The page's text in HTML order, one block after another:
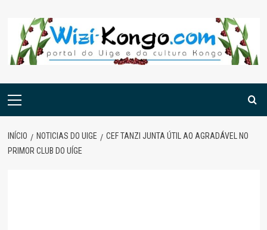
content
Menu
INÍCIO NOTICIAS DO UIGE
CEF TANZI JUNTA ÚTIL AO AGRADÁVEL NO
PRIMOR CLUB DO UÍGE